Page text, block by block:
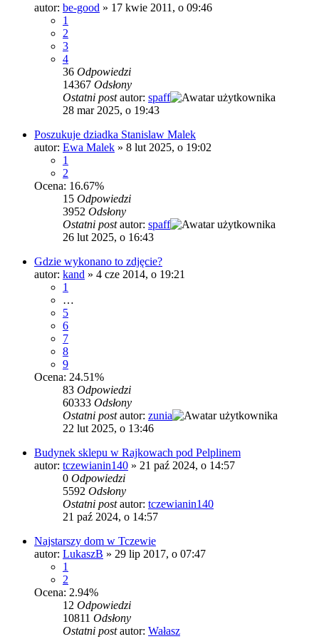
autor: be-good » 17 kwie 2011, o 09:46
1
2
3
4
36 Odpowiedzi
14367 Odsłony
Ostatni postautor: spaff
28 mar 2025, o 19:43
Poszukuje dziadka Stanislaw Malek
autor: Ewa Malek » 8 lut 2025, o 19:02
1
2
Ocena: 16.67%
15 Odpowiedzi
3952 Odsłony
Ostatni postautor: spaff
26 lut 2025, o 16:43
Gdzie wykonano to zdjęcie?
autor: kand » 4 cze 2014, o 19:21
1
…
5
6
7
8
9
Ocena: 24.51%
83 Odpowiedzi
60333 Odsłony
Ostatni postautor: zunia
22 lut 2025, o 13:46
Budynek sklepu w Rajkowach pod Pelplinem
autor: tczewianin140 » 21 paź 2024, o 14:57
0 Odpowiedzi
5592 Odsłony
Ostatni postautor: tczewianin140
21 paź 2024, o 14:57
Najstarszy dom w Tczewie
autor: LukaszB » 29 lip 2017, o 07:47
1
2
Ocena: 2.94%
12 Odpowiedzi
10811 Odsłony
Ostatni postautor: Wałasz